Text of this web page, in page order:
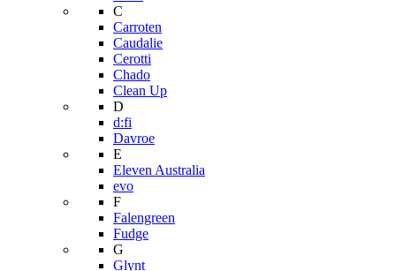
C
Carroten
Caudalie
Cerotti
Chado
Clean Up
D
d:fi
Davroe
E
Eleven Australia
evo
F
Falengreen
Fudge
G
Glynt